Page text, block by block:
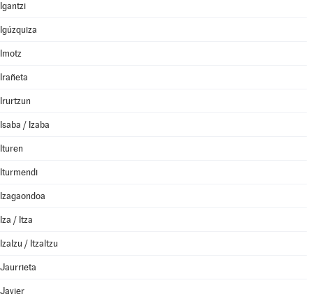
Igantzi
Igúzquiza
Imotz
Irañeta
Irurtzun
Isaba / Izaba
Ituren
Iturmendi
Izagaondoa
Iza / Itza
Izalzu / Itzaltzu
Jaurrieta
Javier